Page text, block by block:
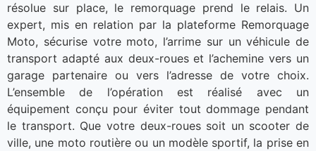
résolue sur place, le remorquage prend le relais. Un
expert, mis en relation par la plateforme Remorquage
Moto, sécurise votre moto, l’arrime sur un véhicule de
transport adapté aux deux-roues et l’achemine vers un
garage partenaire ou vers l’adresse de votre choix.
L’ensemble de l’opération est réalisé avec un
équipement conçu pour éviter tout dommage pendant
le transport. Que votre deux-roues soit un scooter de
ville, une moto routière ou un modèle sportif, la prise en